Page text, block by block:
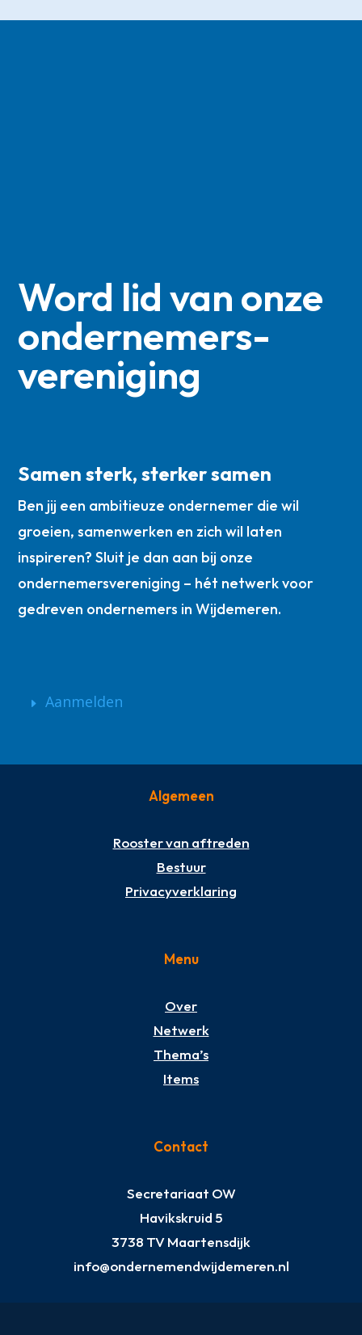
Word lid van onze
ondernemers­
vereniging
Samen sterk, sterker samen
Ben jij een ambitieuze ondernemer die wil
groeien, samenwerken en zich wil laten
inspireren? Sluit je dan aan bij onze
ondernemersvereniging – hét netwerk voor
gedreven ondernemers in Wijdemeren.
Aanmelden
Algemeen
Rooster van aftreden
Bestuur
Privacyverklaring
Menu
Over
Netwerk
Thema’s
Items
Contact
Secretariaat OW
Havikskruid 5
3738 TV Maartensdijk
info@ondernemendwijdemeren.nl